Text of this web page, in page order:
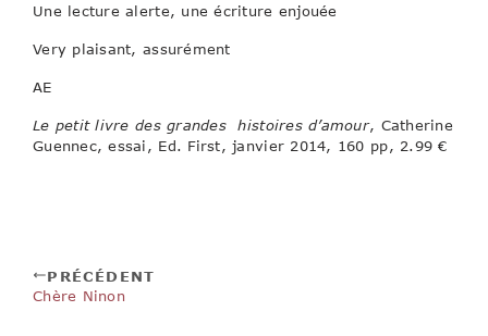
Une lecture alerte, une écriture enjouée
Very plaisant, assurément
AE
Le petit livre des grandes histoires d’amour, Catherine
Guennec, essai, Ed. First, janvier 2014, 160 pp, 2.99 €
PRÉCÉDENT
Chère Ninon